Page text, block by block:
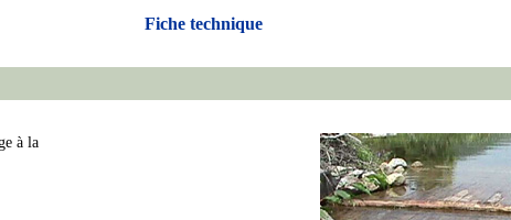
Fiche technique
à la